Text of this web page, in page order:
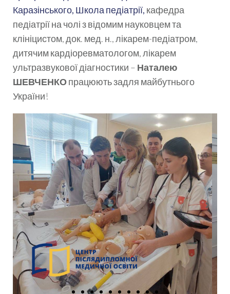
Каразінського, Школа педіатрії, кафедра
педіатрії на чолі з відомим науковцем та
клініцистом, док. мед. н., лікарем-педіатром,
дитячим кардіоревматологом, лікарем
ультразвукової діагностики – Наталею
ШЕВЧЕНКОпрацюють задля майбутнього
України!